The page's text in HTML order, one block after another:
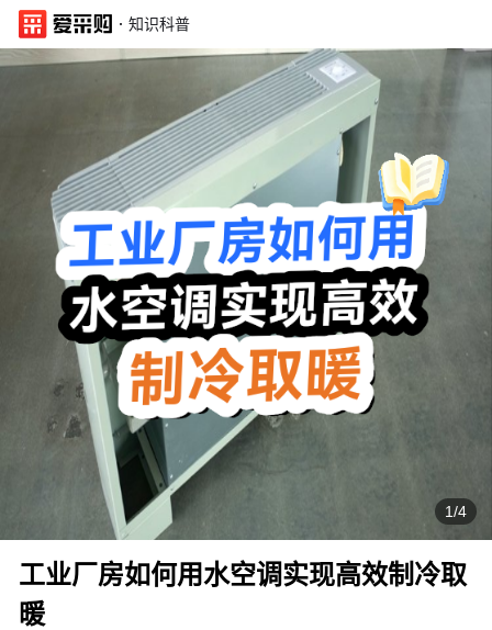
· 知识科普
1/4
工业厂房如何用水空调实现高效制冷取
暖